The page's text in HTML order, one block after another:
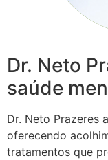
Dr. Neto
saúde
Dr. Neto Prazeres
oferecendo
tratamentos que